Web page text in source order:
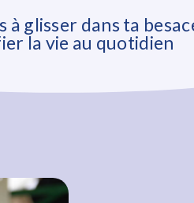
glisser dans ta
la vie au quotidien